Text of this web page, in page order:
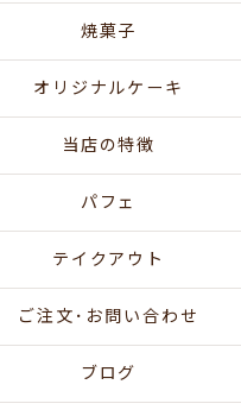
焼菓子
オリジナルケーキ
当店の特徴
パフェ
テイクアウト
ご注文･お問い合わせ
ブログ